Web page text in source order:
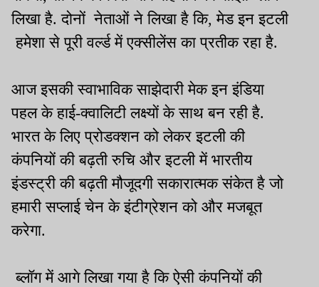
लिखा है. दोनों नेताओं ने लिखा है कि, मेड इन इटली
हमेशा से पूरी वर्ल्ड में एक्सीलेंस का प्रतीक रहा है.
आज इसकी स्वाभाविक साझेदारी मेक इन इंडिया
पहल के हाई-क्वालिटी लक्ष्यों के साथ बन रही है.
भारत के लिए प्रोडक्शन को लेकर इटली की
कंपनियों की बढ़ती रुचि और इटली में भारतीय
इंडस्ट्री की बढ़ती मौजूदगी सकारात्मक संकेत है जो
हमारी सप्लाई चेन के इंटीग्रेशन को और मजबूत
करेगा.
ब्लॉग में आगे लिखा गया है कि ऐसी कंपनियों की